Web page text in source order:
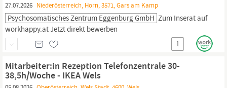
27.07.2026 Niederösterreich, Horn, 3571, Gars am Kamp
Psychosomatisches Zentrum Eggenburg GmbH Zum Inserat auf
workhappy.at Jetzt direkt bewerben
1
Mitarbeiter:in Rezeption Telefonzentrale 30-
38,5h/Woche - IKEA Wels